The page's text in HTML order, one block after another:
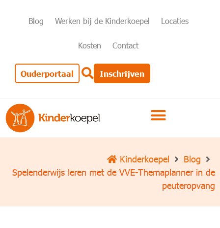
Blog Werken bij de Kinderkoepel Locaties
Kosten Contact
Ouderportaal Inschrijven
Kinderkoepel
Blog
Spelenderwijs leren met de VVE-Themaplanner in de
peuteropvang